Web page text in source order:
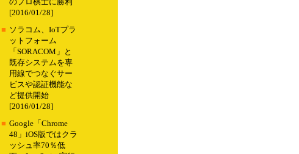
のプロ棋士に勝利
[2016/01/28]
■ ソラコム、IoTプラ
ットフォーム
「SORACOM」と
既存システムを専
用線でつなぐサー
ビスや認証機能な
ど提供開始
[2016/01/28]
■ Google「Chrome
48」iOS版ではクラ
ッシュ率70％低